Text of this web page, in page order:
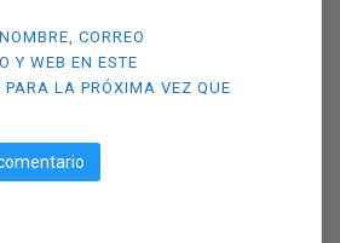
CORREO
Y WEB EN ESTE
PARA LA PRÓXIMA VEZ QUE